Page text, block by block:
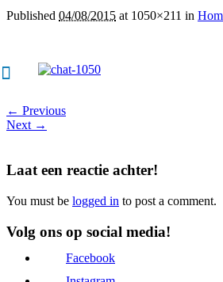
Published 04/08/2015 at 1050×211 in
← Previous
Next →
Laat een reactie achter!
You must be logged in to post a comment.
Volg ons op social media!
Facebook